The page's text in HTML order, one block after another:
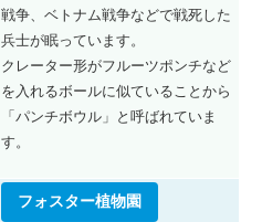
戦争、ベトナム戦争などで戦死した
兵士が眠っています。
クレーター形がフルーツポンチなど
を入れるボールに似ていることから
「パンチボウル」と呼ばれていま
す。
フォスター植物園